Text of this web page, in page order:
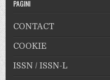
PAGINI
CONTACT
COOKIE
ISSN / ISSN-L